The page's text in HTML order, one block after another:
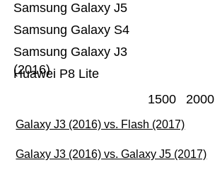
Huawei P8 Lite
Samsung Galaxy J3
(2016)
Samsung Galaxy S4
Samsung Galaxy J5
1500 2000
Galaxy J3 (2016) vs. Flash (2017)
Galaxy J3 (2016) vs. Galaxy J5 (2017)